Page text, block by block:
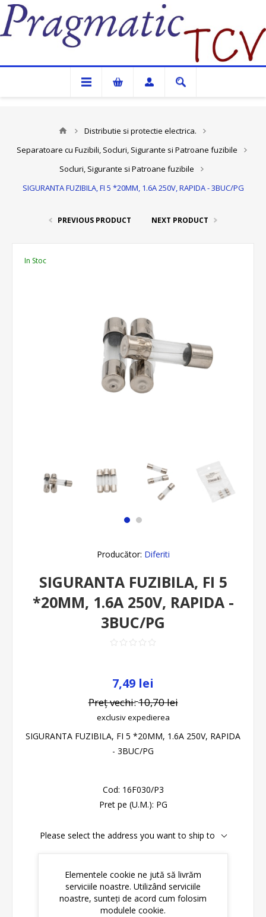
Pragmatic TCV
Distributie si protectie electrica.
Separatoare cu Fuzibili, Socluri, Sigurante si Patroane fuzibile
Socluri, Sigurante si Patroane fuzibile
SIGURANTA FUZIBILA, FI 5 *20MM, 1.6A 250V, RAPIDA - 3BUC/PG
PREVIOUS PRODUCT NEXT PRODUCT
In Stoc
Producător: Diferiti
SIGURANTA FUZIBILA, FI 5
*20MM, 1.6A 250V, RAPIDA -
3BUC/PG
7,49 lei
Preț vechi:10,70 lei
exclusivexpedierea
SIGURANTA FUZIBILA, FI 5 *20MM, 1.6A 250V, RAPIDA
- 3BUC/PG
Cod: 16F030/P3
Pret pe (U.M.): PG
Please select the address you want to ship to
ADAUGĂ ȊN COŞ
Elementele cookie ne jută să livrăm
serviciile noastre. Utilizând serviciile
noastre, sunteți de acord cum folosim
modulele cookie.